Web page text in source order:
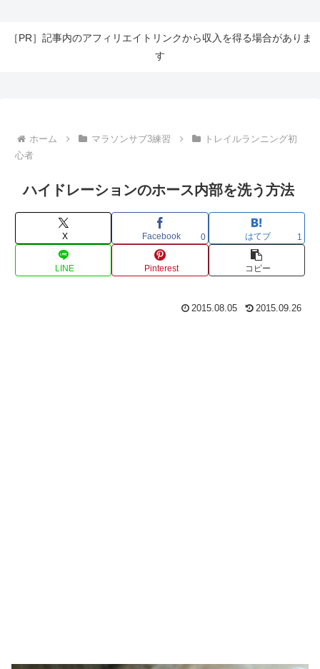
［PR］記事内のアフィリエイトリンクから収入を得る場合がありま
す
ホーム マラソンサブ3練習
トレイルランニング初
心者
ハイドレーションのホース内部を洗う方法
X Facebook 0 はてブ 1
LINE Pinterest コピー
2015.08.05 2015.09.26